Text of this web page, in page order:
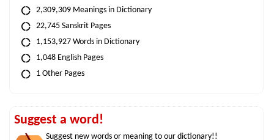
2,309,309 Meanings in Dictionary
22,745 Sanskrit Pages
1,153,927 Words in Dictionary
1,048 English Pages
1 Other Pages
Suggest a word!
Suggest new words or meaning to our dictionary!!